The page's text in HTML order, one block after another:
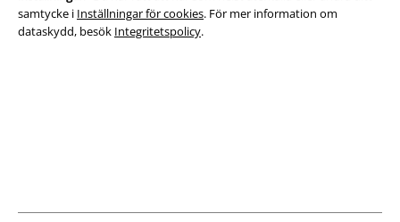
samtycke i Inställningar för cookies. För mer information om
dataskydd, besök Integritetspolicy.
EMP Italia